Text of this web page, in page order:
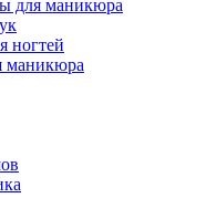
для маникюра
ногтей
маникюра